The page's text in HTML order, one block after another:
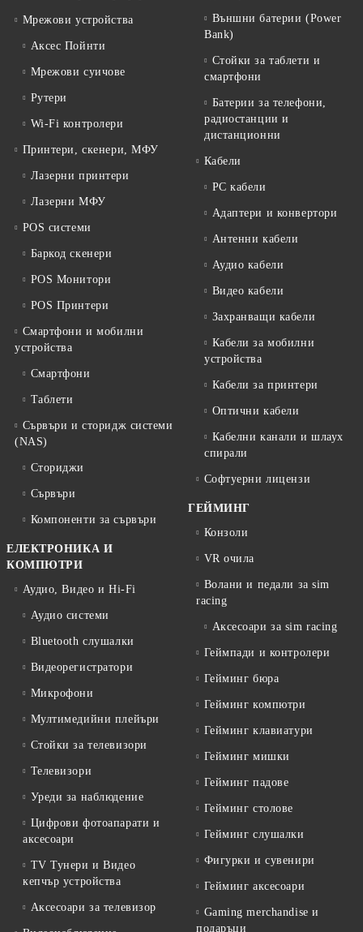
Мрежови устройства
Аксес Пойнти
Мрежови суичове
Рутери
Wi-Fi контролери
Принтери, скенери, МФУ
Лазерни принтери
Лазерни МФУ
POS системи
Баркод скенери
POS Монитори
POS Принтери
Смартфони и мобилни
устройства
Смартфони
Таблети
Сървъри и сторидж системи
(NAS)
Сториджи
Сървъри
Компоненти за сървъри
ЕЛЕКТРОНИКА И
КОМПЮТРИ
Аудио, Видео и Hi-Fi
Аудио системи
Bluetooth слушалки
Видеорегистратори
Микрофони
Мултимедийни плейъри
Стойки за телевизори
Телевизори
Уреди за наблюдение
Цифрови фотоапарати и
аксесоари
TV Тунери и Видео
кепчър устройства
Аксесоари за телевизор
Външни батерии (Power
Bank)
Стойки за таблети и
смартфони
Батерии за телефони,
радиостанции и
дистанционни
Кабели
PC кабели
Адаптери и конвертори
Антенни кабели
Аудио кабели
Видео кабели
Захранващи кабели
Кабели за мобилни
устройства
Кабели за принтери
Оптични кабели
Кабелни канали и шлаух
спирали
Софтуерни лицензи
ГЕЙМИНГ
Конзоли
VR очила
Волани и педали за sim
racing
Аксесоари за sim racing
Геймпади и контролери
Гейминг бюра
Гейминг компютри
Гейминг клавиатури
Гейминг мишки
Гейминг падове
Гейминг столове
Гейминг слушалки
Фигурки и сувенири
Гейминг аксесоари
Gaming merchandise и
подаръци